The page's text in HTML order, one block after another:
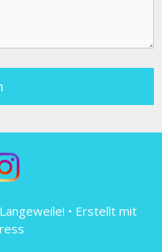
• Erstellt mit